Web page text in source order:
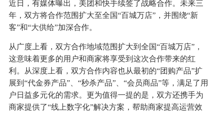
近日，有媒体曝出，美团和快手续签了战略合作。未来三
年，双方将合作范围扩大至全国“百城万店”，并围绕“新
客”和“大供给”加深合作。
从广度上看，双方合作地域范围扩大到全国“百城万店”，
这意味着更多的用户和商家将享受到这次合作带来的红
利。从深度上看，双方合作内容也从最初的“团购产品”扩
展到“代金券产品”、“秒杀产品”、“会员商品”等，满足了用
户日益多元化的需求。更为值得一提的是，双方还携手为
商家提供了“线上数字化”解决方案，帮助商家提高运营效